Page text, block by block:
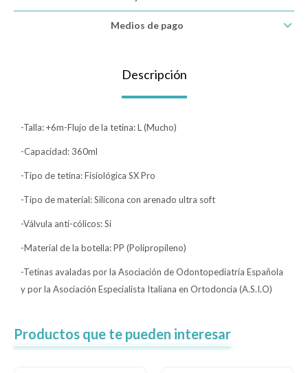
Medios de pago
Descripción
-Talla: +6m-Flujo de la tetina: L (Mucho)
-Capacidad: 360ml
-Tipo de tetina: Fisiológica SX Pro
-Tipo de material: Silicona con arenado ultra soft
-Válvula anti-cólicos: Si
-Material de la botella: PP (Polipropileno)
-Tetinas avaladas por la Asociación de Odontopediatría Española
y por la Asociación Especialista Italiana en Ortodoncia (A.S.I.O)
Productos que te pueden interesar
Bolsos y mochilas maternales
Gift cards
Nuevos
Contacto